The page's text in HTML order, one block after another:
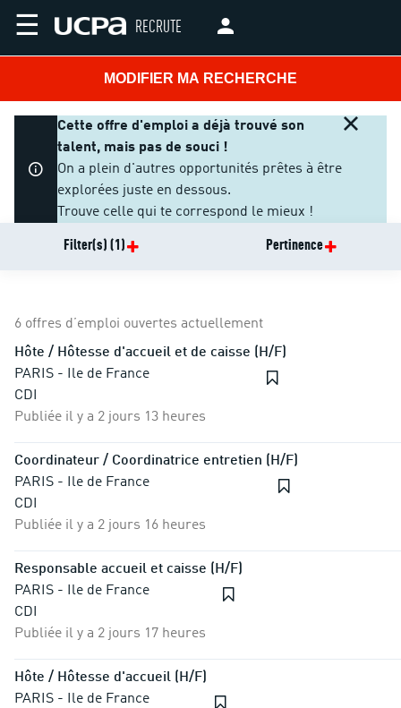
☰ RECRUTE
MODIFIER MA RECHERCHE
Cette offre d'emploi a déjà trouvé son
talent, mais pas de souci !
On a plein d'autres opportunités prêtes à être
explorées juste en dessous.
Trouve celle qui te correspond le mieux !
Filter(s) (1) Pertinence
6 offres d’emploi ouvertes actuellement
Hôte / Hôtesse d'accueil et de caisse (H/F)
PARIS - Ile de France
CDI
Publiée il y a 2 jours 13 heures
Coordinateur / Coordinatrice entretien (H/F)
PARIS - Ile de France
CDI
Publiée il y a 2 jours 16 heures
Responsable accueil et caisse (H/F)
PARIS - Ile de France
CDI
Publiée il y a 2 jours 17 heures
Hôte / Hôtesse d'accueil (H/F)
PARIS - Ile de France